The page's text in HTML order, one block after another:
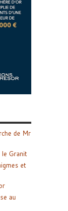
de Mr
Granit
et
au